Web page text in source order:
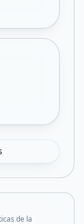
de la